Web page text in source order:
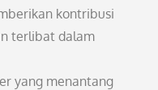
kontribusi
terlibat dalam
yang menantang